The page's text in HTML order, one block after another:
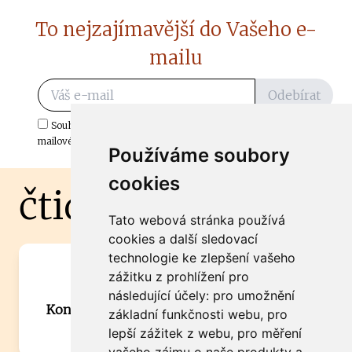
Používáme soubory
cookies
Tato webová stránka používá
cookies a další sledovací
technologie ke zlepšení vašeho
zážitku z prohlížení pro
následující účely: pro umožnění
základní funkčnosti webu, pro
lepší zážitek z webu, pro měření
To nejzajímavější do Vašeho e-
mailu
Odebírat
Souhlasím s odběrem důležitých zpráv ze ČtiDoma.cz do mé e-
mailové schránky.
čtidoma.cz
Máte zajímavou informaci? Chcete
spolupracovat?
Kontaktujte šéfredaktora Martina Chalupu:
chalupa@ctidoma.cz